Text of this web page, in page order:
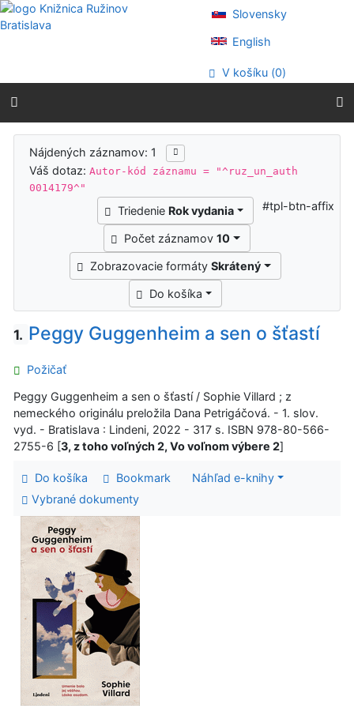
Prejsť na obsah
Prejsť na menu
Prehlásenie o webovej prístupnosti
Slovensky
English
V košíku (0)
Výsledky vyhľadávania
Nájdených záznamov: 1
Váš dotaz:Autor-kód záznamu = "^ruz_un_auth
0014179^"
Triedenie Rok vydania
Počet záznamov10
Zobrazovacie formátySkrátený
Do košíka
#tpl-btn-affix
1. Peggy Guggenheim a sen o šťastí
Požičať
Peggy Guggenheim a sen o šťastí / Sophie Villard ; z
nemeckého originálu preložila Dana Petrigáčová. - 1. slov.
vyd. - Bratislava : Lindeni, 2022 - 317 s. ISBN 978-80-566-
2755-6 [3, z toho voľných 2, Vo voľnom výbere 2]
Do košíka Bookmark
Náhľad e-knihy
Vybrané dokumenty